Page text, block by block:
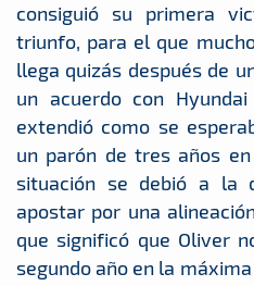
consiguió su primera
triunfo, para el que
llega quizás después de
un acuerdo con
extendió como se
un parón de tres años
situación se debió a la
apostar por una
que significó que Oliver
segundo año en la